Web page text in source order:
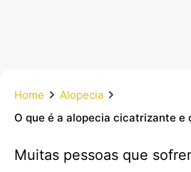
Home
Alopecia
O que é a alopecia cicatrizante e
Muitas pessoas que